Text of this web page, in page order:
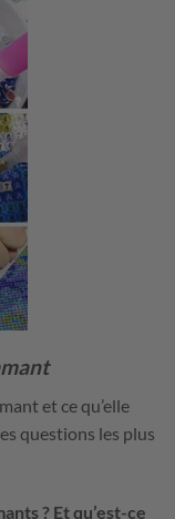
et ce qu’elle
questions les plus
? Et qu’est-ce